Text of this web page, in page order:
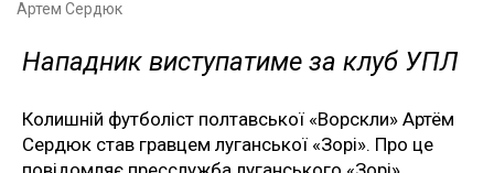
Артем Сердюк
Нападник виступатиме за клуб УПЛ
Колишній футболіст полтавської «Ворскли» Артём
Сердюк став гравцем луганської «Зорі». Про це